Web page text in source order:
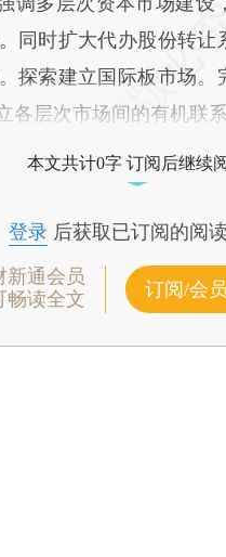
同时扩大代办股份转
探索建立国际板市场。
层次市场间的有机联系
本文共计0字 订阅后继续
登录后获取已订阅的阅
新通会员
畅读全文
订阅/会